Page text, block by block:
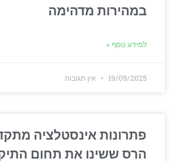
במהירות מדהימה
למידע נוסף »
19/09/2025 אין תגובות
פתרונות אינסטלציה
הרס ששינו את תחום